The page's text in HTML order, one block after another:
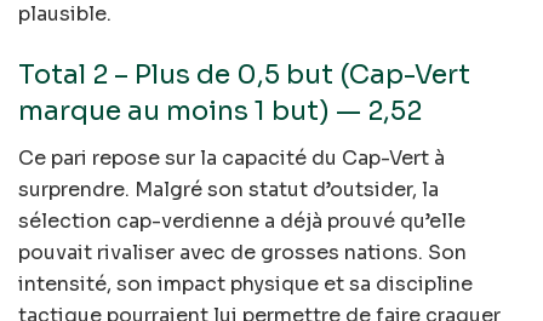
plausible.
Total 2 – Plus de 0,5 but (Cap-Vert
marque au moins 1 but) — 2,52
Ce pari repose sur la capacité du Cap-Vert à
surprendre. Malgré son statut d’outsider, la
sélection cap-verdienne a déjà prouvé qu’elle
pouvait rivaliser avec de grosses nations. Son
intensité, son impact physique et sa discipline
tactique pourraient lui permettre de faire craquer